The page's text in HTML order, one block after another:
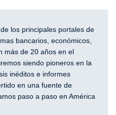
los principales portales de
bancarios, económicos,
más de 20 años en el
siendo pioneros en la
inéditos e informes
en una fuente de
paso a paso en América